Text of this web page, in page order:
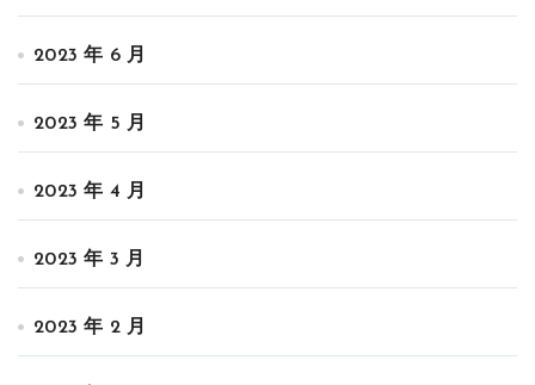
2023 年 6 月
2023 年 5 月
2023 年 4 月
2023 年 3 月
2023 年 2 月